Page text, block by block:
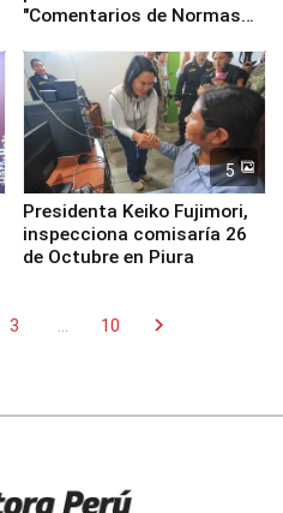
"Comentarios de Normas
Derecho Colectivo"
5
Presidenta Keiko Fujimori,
inspecciona comisaría 26
de Octubre en Piura
3 10 chevron_right